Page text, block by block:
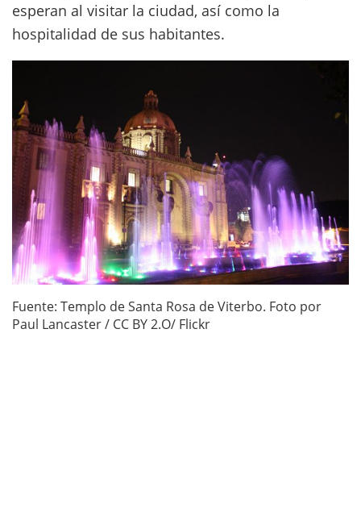
esperan al visitar la ciudad, así como la
hospitalidad de sus habitantes.
Fuente: Templo de Santa Rosa de Viterbo. Foto por
Paul Lancaster / CC BY 2.O/ Flickr